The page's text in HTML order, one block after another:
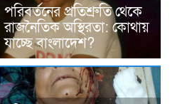
পরিবর্তনের প্রতিশ্রুতি থেকে
রাজনৈতিক অস্থিরতা: কোথায়
যাচ্ছে বাংলাদেশ?